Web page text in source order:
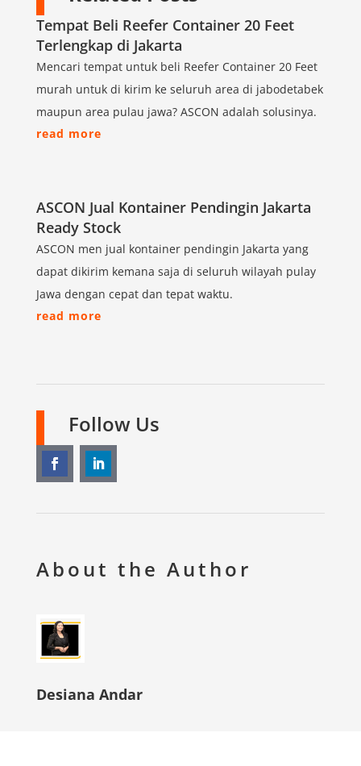
Tempat Beli Reefer Container 20 Feet
Terlengkap di Jakarta
Mencari tempat untuk beli Reefer Container 20 Feet
murah untuk di kirim ke seluruh area di jabodetabek
maupun area pulau jawa? ASCON adalah solusinya.
read more
ASCON Jual Kontainer Pendingin Jakarta
Ready Stock
ASCON men jual kontainer pendingin Jakarta yang
dapat dikirim kemana saja di seluruh wilayah pulay
Jawa dengan cepat dan tepat waktu.
read more
Follow Us
About the Author
Desiana Andar